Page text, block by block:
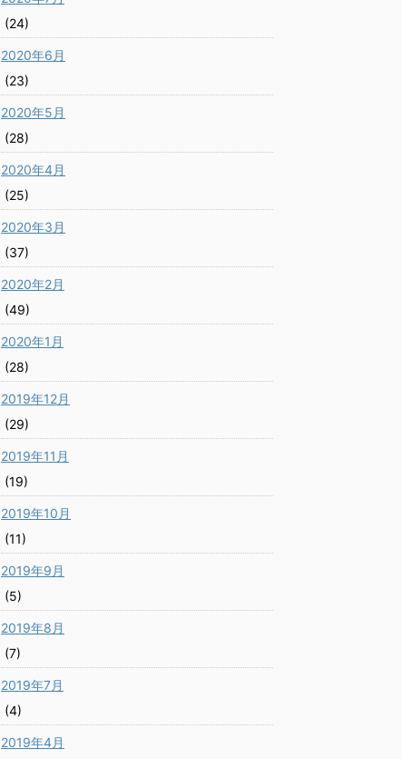
(24)
2020年6月
(23)
2020年5月
(28)
2020年4月
(25)
2020年3月
(37)
2020年2月
(49)
2020年1月
(28)
2019年12月
(29)
2019年11月
(19)
2019年10月
(11)
2019年9月
(5)
2019年8月
(7)
2019年7月
(4)
2019年4月